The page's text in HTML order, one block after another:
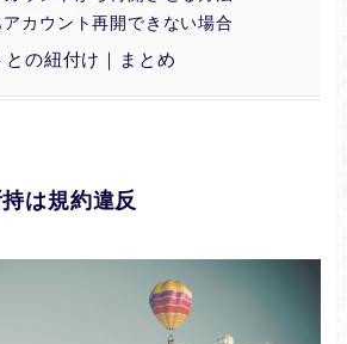
アカウント再開できない場合
との紐付け｜まとめ
は規約違反